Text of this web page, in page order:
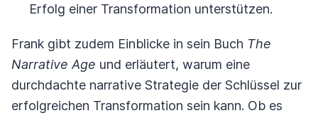
Erfolg einer Transformation unterstützen.
Frank gibt zudem Einblicke in sein Buch The
Narrative Age und erläutert, warum eine
durchdachte narrative Strategie der Schlüssel zur
erfolgreichen Transformation sein kann. Ob es